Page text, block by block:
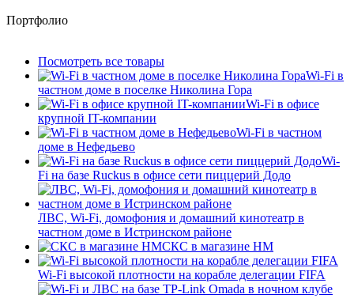
Портфолио
Посмотреть все товары
Wi-Fi в
частном доме в поселке Николина Гора
Wi-Fi в офисе
крупной IT-компании
Wi-Fi в частном
доме в Нефедьево
Wi-
Fi на базе Ruckus в офисе сети пиццерий Додо
ЛВС, Wi-Fi, домофония и домашний кинотеатр в
частном доме в Истринском районе
СКС в магазине HM
Wi-Fi высокой плотности на корабле делегации FIFA